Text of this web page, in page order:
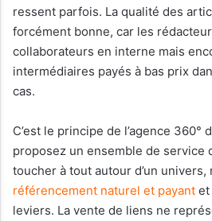
ressent parfois. La qualité des
forcément bonne, car les
collaborateurs en interne mais
intermédiaires payés à bas prix
cas.
C’est le principe de l’agence 360°
proposez un ensemble de service
toucher à tout autour d’un univers,
référencement naturel et payant et
leviers. La vente de liens ne